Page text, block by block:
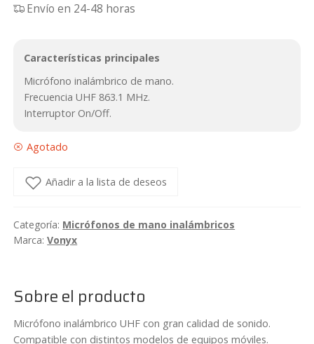
Envío en 24-48 horas
Características principales
Micrófono inalámbrico de mano.
Frecuencia UHF 863.1 MHz.
Interruptor On/Off.
Agotado
Añadir a la lista de deseos
Categoría: Micrófonos de mano inalámbricos
Marca:Vonyx
Sobre el producto
Micrófono inalámbrico UHF con gran calidad de sonido.
Compatible con distintos modelos de equipos móviles.